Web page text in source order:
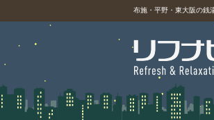
布施・平野・東大阪の銭